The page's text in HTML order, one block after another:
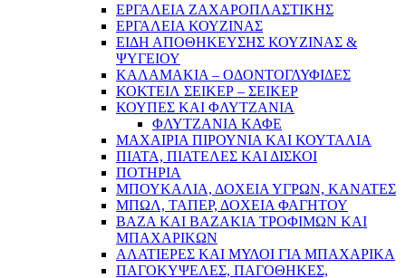
ΕΡΓΑΛΕΙΑ ΖΑΧΑΡΟΠΛΑΣΤΙΚΗΣ
ΕΡΓΑΛΕΙΑ ΚΟΥΖΙΝΑΣ
ΕΙΔΗ ΑΠΟΘΗΚΕΥΣΗΣ ΚΟΥΖΙΝΑΣ &
ΨΥΓΕΙΟΥ
ΚΑΛΑΜΑΚΙΑ – ΟΔΟΝΤΟΓΛΥΦΙΔΕΣ
ΚΟΚΤΕΙΛ ΣΕΙΚΕΡ – ΣΕΙΚΕΡ
ΚΟΥΠΕΣ ΚΑΙ ΦΛΥΤΖΑΝΙΑ
ΦΛΥΤΖΑΝΙΑ ΚΑΦΕ
ΜΑΧΑΙΡΙΑ ΠΙΡΟΥΝΙΑ ΚΑΙ ΚΟΥΤΑΛΙΑ
ΠΙΑΤΑ, ΠΙΑΤΕΛΕΣ ΚΑΙ ΔΙΣΚΟΙ
ΠΟΤΗΡΙΑ
ΜΠΟΥΚΑΛΙΑ, ΔΟΧΕΙΑ ΥΓΡΩΝ, ΚΑΝΑΤΕΣ
ΜΠΩΛ, ΤΑΠΕΡ, ΔΟΧΕΙΑ ΦΑΓΗΤΟΥ
ΒΑΖΑ ΚΑΙ ΒΑΖΑΚΙΑ ΤΡΟΦΙΜΩΝ ΚΑΙ
ΜΠΑΧΑΡΙΚΩΝ
ΑΛΑΤΙΕΡΕΣ ΚΑΙ ΜΥΛΟΙ ΓΙΑ ΜΠΑΧΑΡΙΚΑ
ΠΑΓΟΚΥΨΕΛΕΣ, ΠΑΓΟΘΗΚΕΣ,